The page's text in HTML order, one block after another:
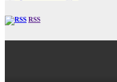
RSS